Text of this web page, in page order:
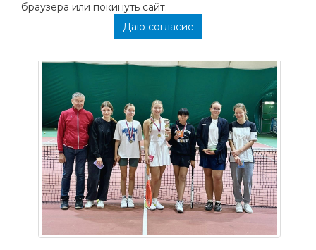
браузера или покинуть сайт.
Даю согласие
1 место - Вероника Белых
2 место - Дарья Широкова